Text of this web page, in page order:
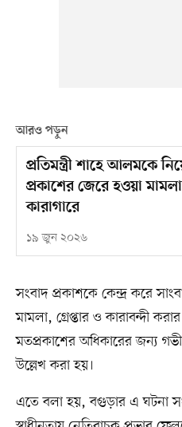
আরও পড়ুন
প্রতিমন্ত্রী শাহে আলমকে
প্রকাশের জেরে হওয়া
কারাগারে
১৯ জুন ২০২৬
সংবাদ প্রকাশকে কেন্দ্র করে
মামলা, গ্রেপ্তার ও কারাবন্দী
মতপ্রকাশের অধিকারের জন্য
উল্লেখ করা হয়।
এতে বলা হয়, বগুড়ার এ ঘটনা